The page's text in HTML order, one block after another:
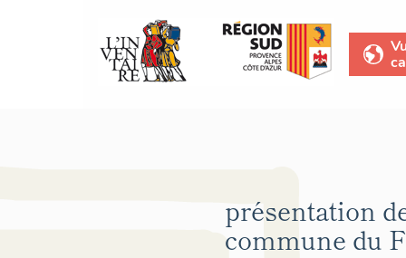
présentation
commune du